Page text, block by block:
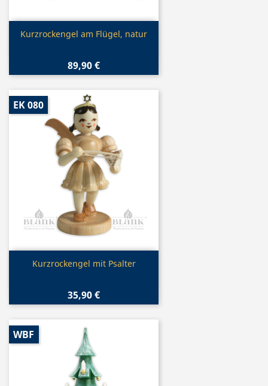
Vorschau
Kurzrockengel am Flügel, natur
89,90 €
Vorschau
Kurzrockengel mit Psalter
35,90 €
EK 080
WBF